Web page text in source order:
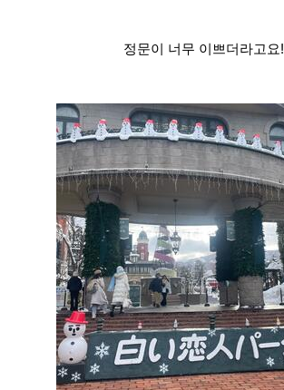
정문이 너무 이쁘더라고요!